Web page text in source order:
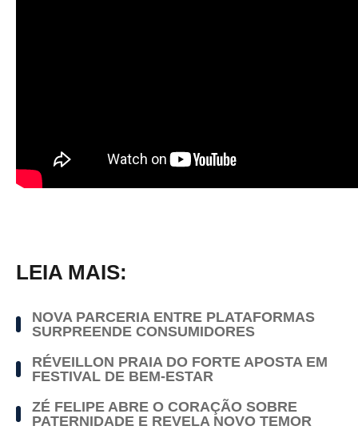
LEIA MAIS:
NOVA PARCERIA ENTRE PLATAFORMAS
SURPREENDE CONSUMIDORES
RÉVEILLON PRAIA DO FORTE APOSTA EM
FESTIVAL DE BEM-ESTAR
ZÉ FELIPE ABRE O CORAÇÃO SOBRE
PATERNIDADE E REVELA NOVO TEMOR